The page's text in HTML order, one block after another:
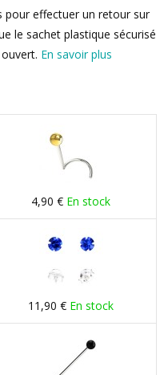
pour effectuer un retour sur
le sachet plastique sécurisé
En savoir plus
4,90 € En stock
11,90 € En stock